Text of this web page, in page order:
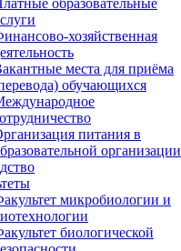
образовательные
хозяйственная
места для приёма
обучающихся
питания в
организации
микробиологии и
биологической